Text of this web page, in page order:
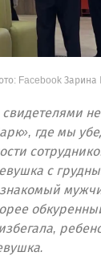
Facebook Зарина
где мы
с